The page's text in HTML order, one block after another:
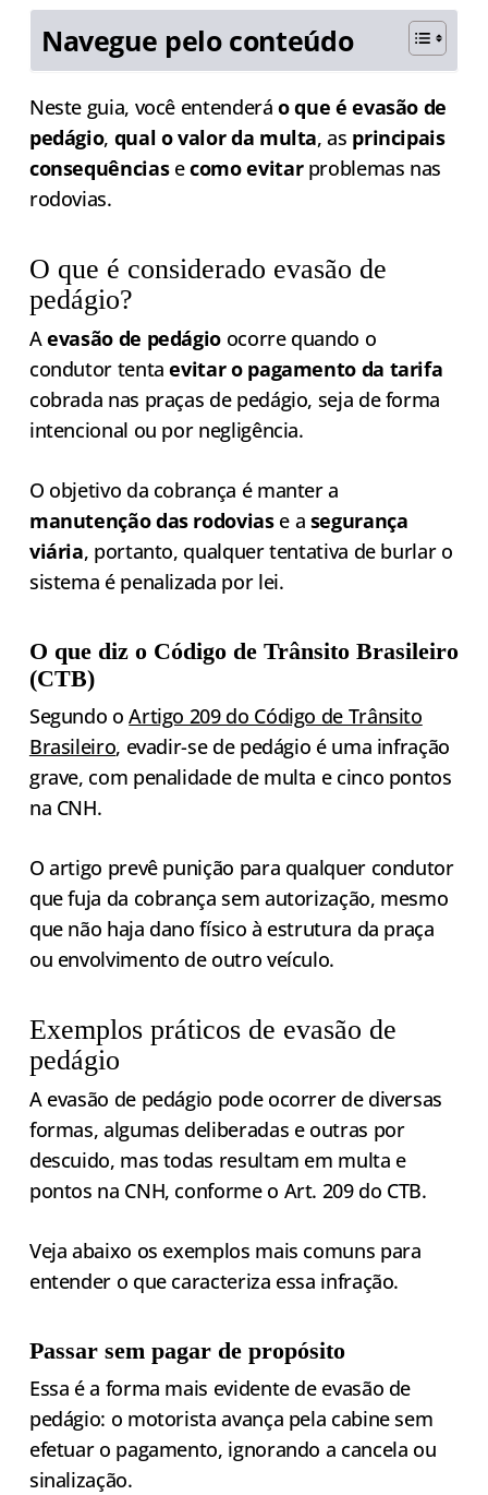
Navegue pelo conteúdo
Neste guia, você entenderáo que é evasão de
pedágio, qual o valor da multa, as principais
consequênciasecomo evitarproblemas nas
rodovias.
O que é considerado evasão de
pedágio?
Aevasão de pedágio ocorre quando o
condutor tentaevitar o pagamento da tarifa
cobrada nas praças de pedágio, seja de forma
intencional ou por negligência.
O objetivo da cobrança é manter a
manutenção das rodoviase a segurança
viária, portanto, qualquer tentativa de burlar o
sistema é penalizada por lei.
O que diz o Código de Trânsito Brasileiro
(CTB)
Segundo oArtigo 209 do Código de Trânsito
Brasileiro, evadir-se de pedágio é uma infração
grave, com penalidade de multa e cinco pontos
na CNH.
O artigo prevê punição para qualquer condutor
que fuja da cobrança sem autorização, mesmo
que não haja dano físico à estrutura da praça
ou envolvimento de outro veículo.
Exemplos práticos de evasão de
pedágio
A evasão de pedágio pode ocorrer de diversas
formas, algumas deliberadas e outras por
descuido, mas todas resultam em multa e
pontos na CNH, conforme o Art. 209 do CTB.
Veja abaixo os exemplos mais comuns para
entender o que caracteriza essa infração.
Passar sem pagar de propósito
Essa é a forma mais evidente de evasão de
pedágio: o motorista avança pela cabine sem
efetuar o pagamento, ignorando a cancela ou
sinalização.